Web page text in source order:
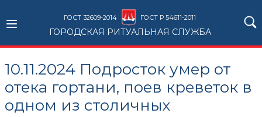
ГОСТ 32609-2014 ГОСТ Р 54611-2011
ГОРОДСКАЯ РИТУАЛЬНАЯ СЛУЖБА
10.11.2024 Подросток умер от
отека гортани, поев креветок в
одном из столичных